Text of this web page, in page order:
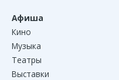
Афиша
Кино
Музыка
Театры
Выставки